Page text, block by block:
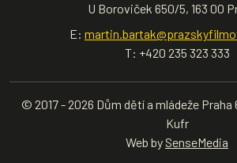
U Boroviček 650/5, 163 00
E:
T: +420 235 323 333
© 2017 - 2026 Dům dětí a mládeže
Kufr
Web by SenseMedia